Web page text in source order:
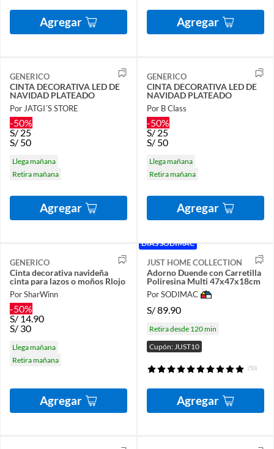
Agregar Agregar
GENERICO
CINTA DECORATIVA LED DE
NAVIDAD PLATEADO
Por JATGI´S STORE
-50%
S/25
S/ 50
Llega mañana
Retira mañana
Agregar
GENERICO
CINTA DECORATIVA LED DE
NAVIDAD PLATEADO
Por B Class
-50%
S/25
S/ 50
Llega mañana
Retira mañana
Agregar
GENERICO
Cinta decorativa navideña
cinta para lazos o moños Rlojo
Por SharWinn
-50%
S/14.90
S/ 30
Llega mañana
Retira mañana
Agregar
DÍAS SODIMAC
JUST HOME COLLECTION
Adorno Duende con Carretilla
Poliresina Multi 47x47x18cm
Por SODIMAC
S/89.90
Retira desde 120 min
Cupón: JUST10
(50)
Agregar